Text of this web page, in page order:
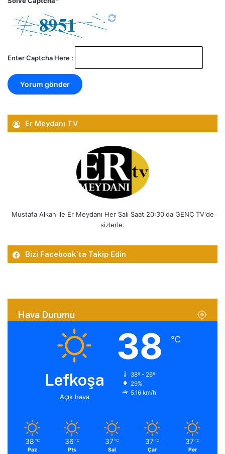
Enter Captcha Here :
Er Meydanı TV
Mustafa Alkan ile Er Meydanı Her Salı Saat 20:30'da GENÇ TV'de
sizlerle.
Bizi Facebook’ta Takip Edin
Hava Durumu
Lefkoşa
Açık hava
38 ℃
38º - 26º
29%
5.16 km/h
38 ℃
Paz
36 ℃
Pts
37 ℃
Sal
37 ℃
Çar
37 ℃
Per